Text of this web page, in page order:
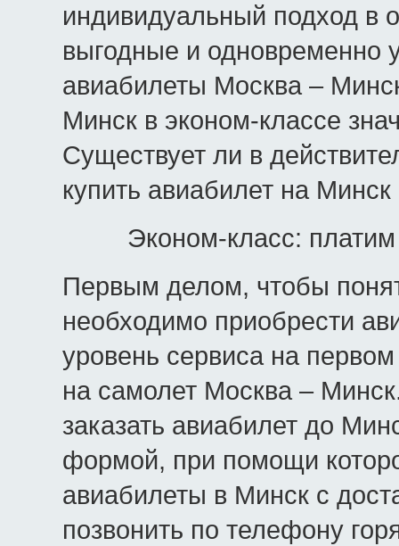
индивидуальный подход в
выгодные и одновременно
авиабилеты Москва –
Минск в эконом-классе
Существует ли в
купить авиабилет на
Эконом-класс:
Первым делом, чтобы
необходимо приобрести
уровень сервиса на
на самолет Москва –
заказать авиабилет до
формой, при помощи
авиабилеты в Минск с
позвонить по телефону